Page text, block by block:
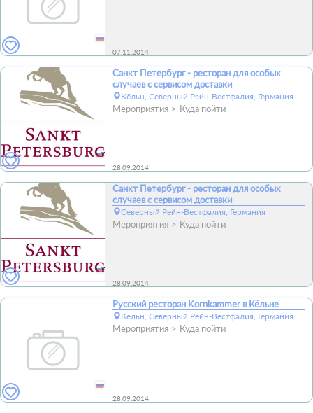
07.11.2014
Санкт Петербург - ресторан для особых
случаев с сервисом доставки
Кёльн, Северный Рейн-Вестфалия, Германия
Мероприятия Куда пойти
28.09.2014
Санкт Петербург - ресторан для особых
случаев с сервисом доставки
Северный Рейн-Вестфалия, Германия
Мероприятия Куда пойти
28.09.2014
Русский ресторан Kornkammer в Кёльне
Кёльн, Северный Рейн-Вестфалия, Германия
Мероприятия Куда пойти
28.09.2014